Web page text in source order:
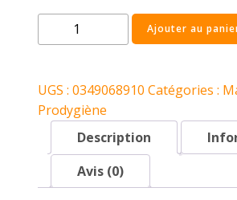
quantité
de
Wash
14
avec
manche
Ajouter au
UGS : 0349068910 Catégories :
Prodygiène
Description
Avis (0)